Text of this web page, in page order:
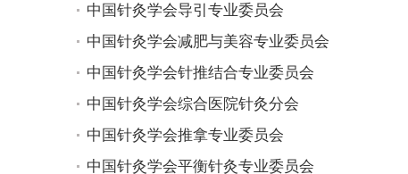
中国针灸学会导引专业委员会
中国针灸学会减肥与美容专业委员会
中国针灸学会针推结合专业委员会
中国针灸学会综合医院针灸分会
中国针灸学会推拿专业委员会
中国针灸学会平衡针灸专业委员会